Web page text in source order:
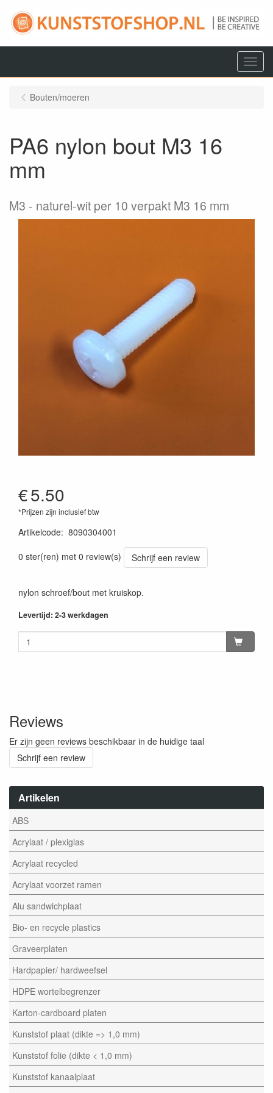
Menu
Artikelen
ABS
Acrylaat / plexiglas
Acrylaat recycled
Acrylaat voorzet ramen
Alu sandwichplaat
Bio- en recycle plastics
Graveerplaten
Hardpapier/ hardweefsel
HDPE wortelbegrenzer
Karton-cardboard platen
Kunststof plaat (dikte => 1,0 mm)
Kunststof folie (dikte < 1,0 mm)
Kunststof kanaalplaat
Bouten/moeren
PA6 nylon bout M3 16
mm
M3 naturel-wit per 10 verpakt M3 16 mm
€5.50
*Prijzen zijn inclusief btw
Artikelcode: 8090304001
0 ster(ren) met 0 review(s)
Schrijf een review
nylon schroef/bout met kruiskop.
Levertijd: 2-3 werkdagen
Reviews
Er zijn geen reviews beschikbaar in de huidige taal
Schrijf een review